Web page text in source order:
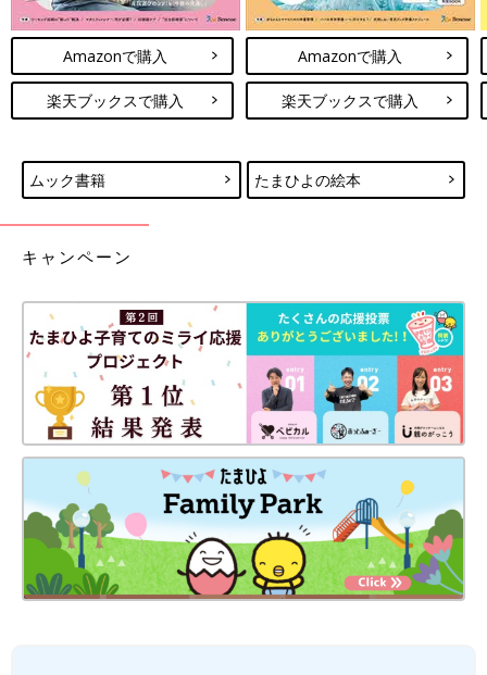
Amazonで購入
楽天ブックスで購入
Amazonで購入
楽天ブックスで購入
ムック書籍 たまひよの絵本
キャンペーン